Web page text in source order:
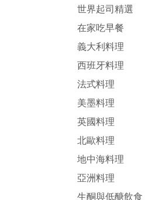
世界起司精選
在家吃早餐
義大利料理
西班牙料理
法式料理
美墨料理
英國料理
北歐料理
地中海料理
亞洲料理
生酮與低醣飲食